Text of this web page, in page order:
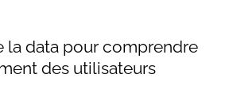
la data pour comprendre
des utilisateurs